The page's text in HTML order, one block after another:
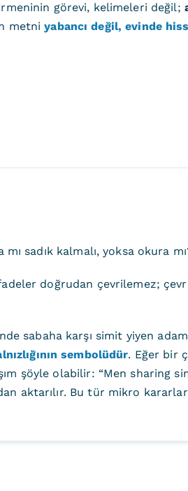
görevi, kelimeleri değil;
metniyabancı değil, evinde
sadık kalmalı, yoksa okura
doğrudan çevrilemez;
sabaha karşı simit yiyen
sembolüdür. Eğer bir
şöyle olabilir: “Men sharing
aktarılır. Bu tür mikro